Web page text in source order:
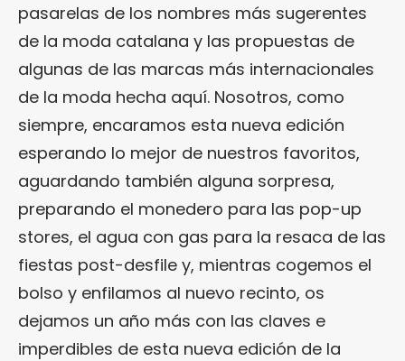
pasarelas de los nombres más sugerentes
de la moda catalana y las propuestas de
algunas de las marcas más internacionales
de la moda hecha aquí. Nosotros, como
siempre, encaramos esta nueva edición
esperando lo mejor de nuestros favoritos,
aguardando también alguna sorpresa,
preparando el monedero para las pop-up
stores, el agua con gas para la resaca de las
fiestas post-desfile y, mientras cogemos el
bolso y enfilamos al nuevo recinto, os
dejamos un año más con las claves e
imperdibles de esta nueva edición de la